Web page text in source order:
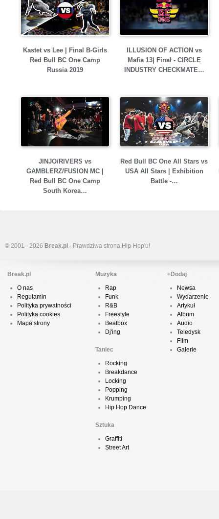
Kastet vs Lee | Final B-Girls
Red Bull BC One Camp
Russia 2019
ILLUSION OF ACTION vs
Mafia 13| Finał - CIRCLE
INDUSTRY CHECKMATE…
JINJO/RIVERS vs
GAMBLERZ/FUSION MC |
Red Bull BC One Camp
South Korea…
Red Bull BC One All Stars vs
USA All Stars | Exhibition
Battle -…
© 2001 - 2026 Break.pl - Prawdziwa strona Hip-Hop'u!
Break.pl
O nas
Regulamin
Polityka prywatności
Polityka cookies
Mapa strony
Muzyka
Rap
Funk
R&B
Freestyle
Beatbox
Dj'ing
Taniec
Rocking
Breakdance
Locking
Popping
Krumping
Hip Hop Dance
Sztuka
Graffiti
Street Art
+Dodaj
Newsa
Wydarzenie
Artykuł
Album
Audio
Teledysk
Film
Galerie